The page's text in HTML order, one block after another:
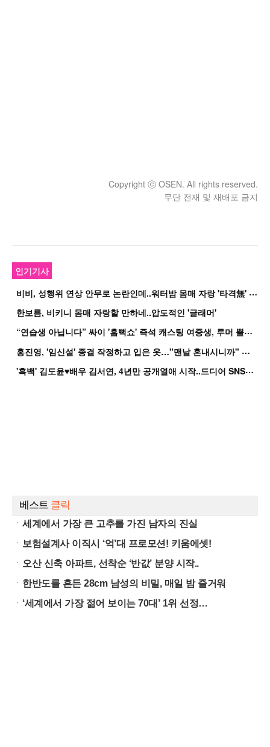
Copyright ⓒ OSEN. All rights reserved.
무단 전재 및 재배포 금지
인기기사
비
비, 성행위 연상 안무로 논란인데..워터밤 몸매 자랑 '타격無' 근황
한보름, 비키니 몸매 자랑할 만하네..압도적인 '글래머'
“
연습생 아닙니다” 싸이 '흠뻑쇼' 즉석 캐스팅 여중생, 루머 뿔났다[Oh!쎈 이...
홍
진영, '임신설' 종결 작정하고 입은 옷…"맨날 혼내시니까" 억울
'
흑백' 김도윤♥배우 김서연, 4년만 공개열애 시작..드디어 SNS에 노출 [핫피...